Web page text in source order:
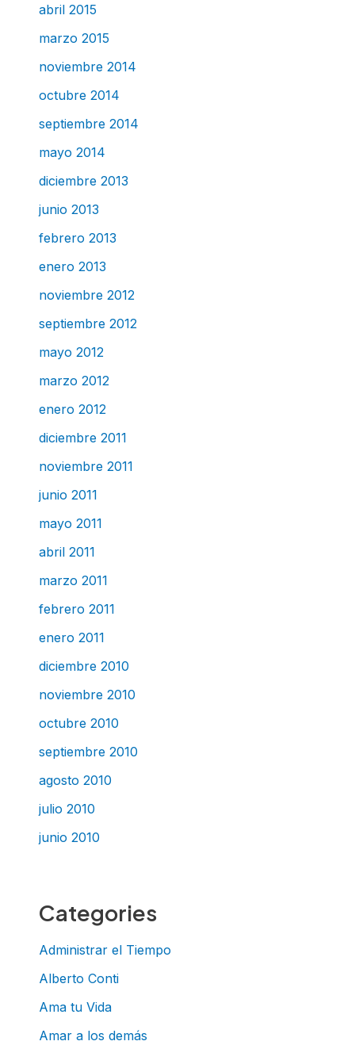
abril 2015
marzo 2015
noviembre 2014
octubre 2014
septiembre 2014
mayo 2014
diciembre 2013
junio 2013
febrero 2013
enero 2013
noviembre 2012
septiembre 2012
mayo 2012
marzo 2012
enero 2012
diciembre 2011
noviembre 2011
junio 2011
mayo 2011
abril 2011
marzo 2011
febrero 2011
enero 2011
diciembre 2010
noviembre 2010
octubre 2010
septiembre 2010
agosto 2010
julio 2010
junio 2010
Categories
Administrar el Tiempo
Alberto Conti
Ama tu Vida
Amar a los demás